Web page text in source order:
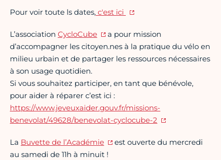
Pour voir toute ls dates, c'est ici
L’association CycloCube
a pour mission
d’accompagner les citoyen.nes à la pratique du vélo en
milieu urbain et de partager les ressources nécessaires
à son usage quotidien.
Si vous souhaitez participer, en tant que bénévole,
pour aider à réparer c’est ici :
https://www.jeveuxaider.gouv.fr/missions-
benevolat/49628/benevolat-cyclocube-2
La Buvette de l’Académie
est ouverte du mercredi
au samedi de 11h à minuit !